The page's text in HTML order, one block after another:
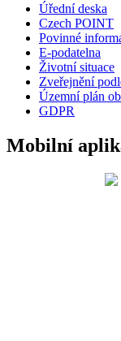
Úřední deska
Czech POINT
Povinné
E-podatelna
Životní situace
Zveřejnění
Územní plán
GDPR
Mobilní